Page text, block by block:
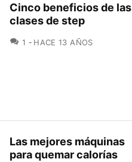
Cinco beneficios de las
clases de step
1 COMENTARIOS
HACE 13 AÑOS
Las mejores máquinas
para quemar calorías